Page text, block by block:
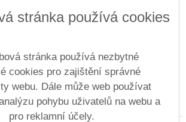
přístupnosti Mapa webu Cookies
stránka používá cookies
stránka používá nezbytné
cookies pro zajištění správné
webu. Dále může web používat
pohybu uživatelů na webu a
pro reklamní účely.